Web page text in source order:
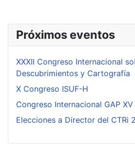
Próximos eventos
XXXII Congreso Internacional
Descubrimientos y Cartografía
X Congreso ISUF-H
Congreso Internacional GAP XV
Elecciones a Director del CTRi